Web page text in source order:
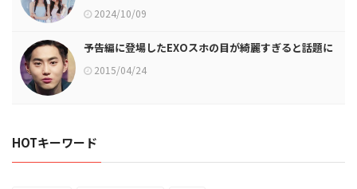
2024/10/09
予告編に登場したEXOスホの目が綺麗すぎると話題に
2015/04/24
HOTキーワード